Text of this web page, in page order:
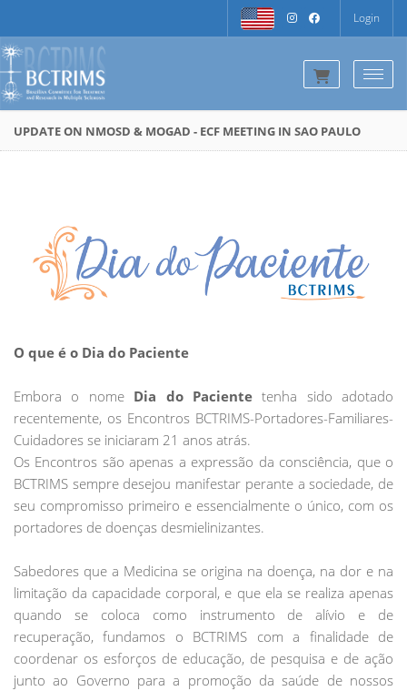
Login
UPDATE ON NMOSD & MOGAD - ECF MEETING IN SAO PAULO
O que é o Dia do Paciente
Embora o nome Dia do Pacientetenha sido adotado
recentemente, os Encontros BCTRIMS-Portadores-Familiares-
Cuidadores se iniciaram 21 anos atrás.
Os Encontros são apenas a expressão da consciência, que o
BCTRIMS sempre desejou manifestar perante a sociedade, de
seu compromisso primeiro e essencialmente o único, com os
portadores de doenças desmielinizantes.
Sabedores que a Medicina se origina na doença, na dor e na
limitação da capacidade corporal, e que ela se realiza apenas
quando se coloca como instrumento de alívio e de
recuperação, fundamos o BCTRIMS com a finalidade de
coordenar os esforços de educação, de pesquisa e de ação
junto ao Governo para a promoção da saúde de nossos